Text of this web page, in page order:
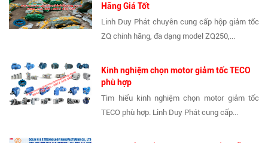
Hãng Giá Tốt
Linh Duy Phát chuyên cung cấp hộp giảm tốc
ZQ chính hãng, đa dạng model ZQ250,...
Kinh nghiệm chọn motor giảm tốc TECO
phù hợp
Tìm hiểu kinh nghiệm chọn motor giảm tốc
TECO phù hợp. Linh Duy Phát cung cấp...